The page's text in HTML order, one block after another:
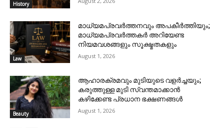
History
Law
മാധ്യമപ്രവർത്തനവും അപകീർത്തിയും;
മാധ്യമപ്രവർത്തകർ അറിയേണ്ട
നിയമവശങ്ങളും സൂക്ഷ്മതകളും
August 1, 2026
Beauty
ആഹാരക്രമവും മുടിയുടെ വളർച്ചയും;
കരുത്തുള്ള മുടി സ്വന്തമാക്കാൻ
കഴിക്കേണ്ട പ്രധാന ഭക്ഷണങ്ങൾ
August 1, 2026